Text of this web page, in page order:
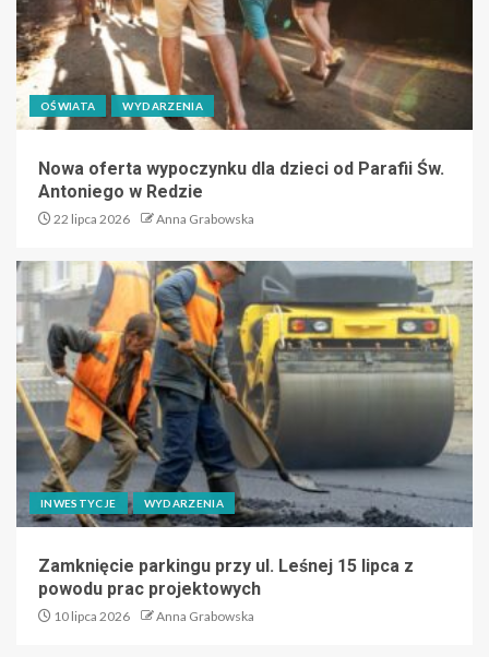
OŚWIATA WYDARZENIA
Nowa oferta wypoczynku dla dzieci od Parafii Św.
Antoniego w Redzie
22 lipca 2026 Anna Grabowska
INWESTYCJE WYDARZENIA
Zamknięcie parkingu przy ul. Leśnej 15 lipca z
powodu prac projektowych
10 lipca 2026 Anna Grabowska